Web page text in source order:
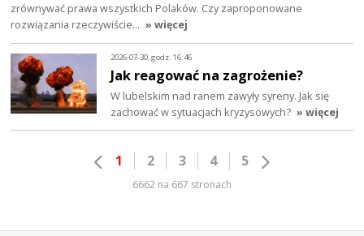
zrównywać prawa wszystkich Polaków. Czy zaproponowane
rozwiązania rzeczywiście… » więcej
2026-07-30, godz. 16:46
Jak reagować na zagrożenie?
W lubelskim nad ranem zawyły syreny. Jak się
zachować w sytuacjach kryzysowych? » więcej
1 2 3 4 5
6662 na 667 stronach